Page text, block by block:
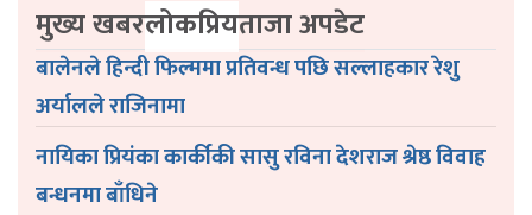
मुख्य खबरलोकप्रियताजा अपडेट
बालेनले हिन्दी फिल्ममा प्रतिवन्ध पछि सल्लाहकार रेशु
अर्यालले राजिनामा
नायिका प्रियंका कार्कीकी सासु रविना देशराज श्रेष्ठ विवाह
बन्धनमा बाँधिने